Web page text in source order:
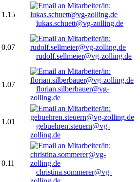
1.15
lukas.schuett@vg-zolling.de
0.07
rudolf.sellmeier@vg-zolling.de
1.07
florian.silberbauer@vg-
zolling.de
1.01
gebuehren.steuern@vg-
zolling.de
0.11
christina.sommerer@vg-